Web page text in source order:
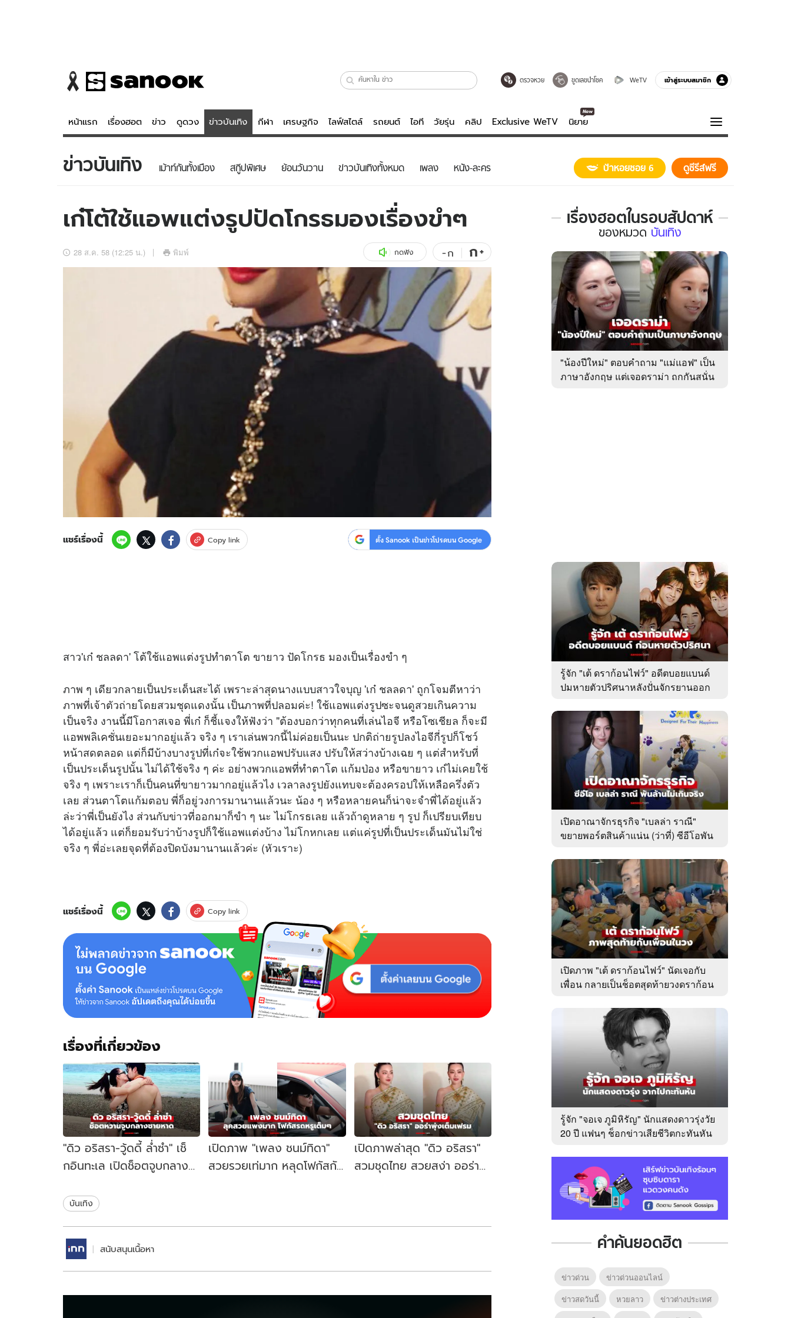
ตรวจหวย ขูดเลขนำโชค WeTV เข้าสู่ระบบสมาชิก
หน้าแรก เรื่องฮอต ข่าว ดูดวง ข่าวบันเทิง กีฬา เศรษฐกิจ ไลฟ์สไตล์ รถยนต์ ไอที วัยรุ่น คลิป Exclusive WeTV นิยาย
ข่าว
ข่าวบันเทิง
ดูดวง - ตรวจหวย
สถิติหวยไทย
ไลฟ์สไตล์
วัยรุ่น
รถยนต์
สุขภาพ
เที่ยว-กิน
Tasteful Thailand
Sanook Choice
บันเทิงครบรส
คลิป
พอดแคสต์
ดูทีวี
WeTV
Exclusive WeTV
ความรู้รอบตัว
ฮาวทู
ดาวน์โหลดสนุกแอปฟรี ติดตามสนุกโซเชียลได้ที่
สงวนลิขสิทธิ์ © 2569
ข่าวบันเทิง เม้าท์กันทั้งเมือง สกู๊ปพิเศษ ย้อนวันวาน ข่าวบันเทิงทั้งหมด เพลง หนัง-ละคร ป้าหอยซอย 6 ดูซีรีส์ฟรี
เก๋โต้ใช้แอพแต่งรูปปัดโกรธมองเรื่องขำๆ
28 ส.ค. 58 (12:25 น.) พิมพ์ กดฟัง -ก ก+
แชร์เรื่องนี้ Copy link ตั้ง Sanook เป็นข่าวโปรดบน Google
สาว'เก๋ ชลลดา' โต้ใช้แอพแต่งรูปทำตาโต ขายาว ปัดโกรธ มองเป็นเรื่องขำ ๆ
ภาพ ๆ เดียวกลายเป็นประเด็นสะได้ เพราะล่าสุดนางแบบสาวใจบุญ 'เก๋ ชลลดา' ถูกโจมตีหาว่า
ภาพที่เจ้าตัวถ่ายโดยสวมชุดแดงนั้น เป็นภาพที่ปลอมค่ะ! ใช้แอพแต่งรูปซะจนดูสวยเกินความ
เป็นจริง งานนี้มีโอกาสเจอ พี่เก๋ ก็ชี้แจงให้ฟังว่า "ต้องบอกว่าทุกคนที่เล่นไอจี หรือโซเชียล ก็จะมี
แอพพลิเคชั่นเยอะมากอยู่แล้ว จริง ๆ เราเล่นพวกนี้ไม่ค่อยเป็นนะ ปกติถ่ายรูปลงไอจีกี่รูปก็โชว์
หน้าสดตลอด แต่ก็มีบ้างบางรูปที่เก๋จะใช้พวกแอพปรับแสง ปรับให้สว่างบ้างเฉย ๆ แต่สำหรับที่
เป็นประเด็นรูปนั้น ไม่ได้ใช้จริง ๆ ค่ะ อย่างพวกแอพที่ทำตาโต แก้มป่อง หรือขายาว เก๋ไม่เคยใช้
จริง ๆ เพราะเราก็เป็นคนที่ขายาวมากอยู่แล้วไง เวลาลงรูปยังแทบจะต้องครอปให้เหลือครึ่งตัว
เลย ส่วนตาโตแก้มตอบ พี่ก็อยู่วงการมานานแล้วนะ น้อง ๆ หรือหลายคนก็น่าจะจำพี่ได้อยู่แล้ว
ล่ะว่าพี่เป็นยังไง ส่วนกับข่าวที่ออกมาก็ขำ ๆ นะ ไม่โกรธเลย แล้วถ้าดูหลาย ๆ รูป ก็เปรียบเทียบ
ได้อยู่แล้ว แต่ก็ยอมรับว่าบ้างรูปก็ใช้แอพแต่งบ้าง ไม่โกหกเลย แต่แค่รูปที่เป็นประเด็นมันไม่ใช่
จริง ๆ พี่อ่ะเลยจุดที่ต้องปิดบังมานานแล้วค่ะ (หัวเราะ)
แชร์เรื่องนี้ Copy link
เรื่องที่เกี่ยวข้อง
"ดิว อริสรา-วู้ดดี้ ล่ำซำ" เช็
กอินทะเล เปิดช็อตจูบกลาง
เปิดภาพ "เพลง ชนม์ทิดา"
สวยรวยเท่มาก หลุดโฟกัสกับ
เปิดภาพล่าสุด "ดิว อริสรา"
สวมชุดไทย สวยสง่า ออร่า
บันเทิง
สนับสนุนเนื้อหา
เรื่องฮอตในรอบสัปดาห์
เรื่อง
ใน
รอบ
สัปดาห์
ของ
หมวด
บันเทิง
ของหมวด บันเทิง
"น้องปีใหม่" ตอบคำถาม "แม่แอฟ" เป็น
ภาษาอังกฤษ แต่เจอดราม่า ถกกันสนั่น
รู้จัก "เต้ ดราก้อนไฟว์" อดีตบอยแบนด์
ปมหายตัวปริศนาหลังปั่นจักรยานออก
เปิดอาณาจักรธุรกิจ "เบลล่า ราณี"
ขยายพอร์ตสินค้าแน่น (ว่าที่) ซีอีโอพัน
เปิดภาพ "เต้ ดราก้อนไฟว์" นัดเจอกับ
เพื่อน กลายเป็นช็อตสุดท้ายวงดราก้อน
รู้จัก "จอเจ ภูมิหิรัญ" นักแสดงดาวรุ่งวัย
20 ปี แฟนๆ ช็อกข่าวเสียชีวิตกะทันหัน
คำค้นยอดฮิต
ข่าวด่วน
ข่าวด่วนออนไลน์
ข่าวสดวันนี้
หวยลาว
ข่าวต่างประเทศ